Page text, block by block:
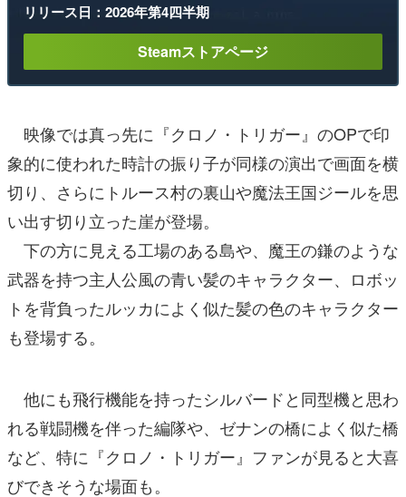
リリース日：2026年第4四半期
Steamストアページ
映像では真っ先に『クロノ・トリガー』のOPで印
象的に使われた時計の振り子が同様の演出で画面を横
切り、さらにトルース村の裏山や魔法王国ジールを思
い出す切り立った崖が登場。
下の方に見える工場のある島や、魔王の鎌のような
武器を持つ主人公風の青い髪のキャラクター、ロボッ
トを背負ったルッカによく似た髪の色のキャラクター
も登場する。
他にも飛行機能を持ったシルバードと同型機と思わ
れる戦闘機を伴った編隊や、ゼナンの橋によく似た橋
など、特に『クロノ・トリガー』ファンが見ると大喜
びできそうな場面も。